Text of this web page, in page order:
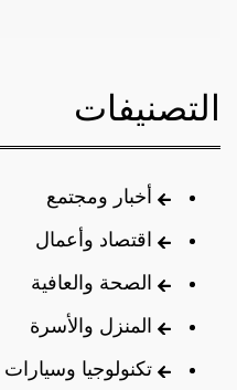
التصنيفات
أخبار ومجتمع
اقتصاد وأعمال
الصحة والعافية
المنزل والأسرة
تكنولوجيا وسيارات